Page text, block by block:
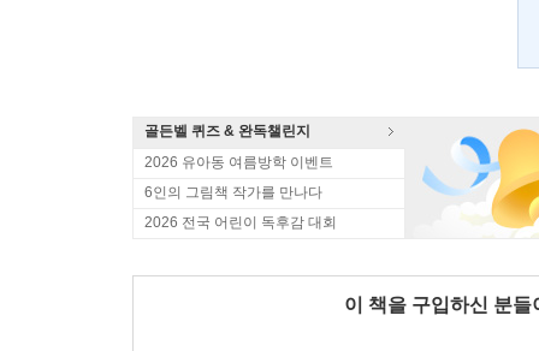
골든벨 퀴즈 & 완독챌린지
2026 유아동 여름방학 이벤트
6인의 그림책 작가를 만나다
2026 전국 어린이 독후감 대회
이 책을 구입하신 분